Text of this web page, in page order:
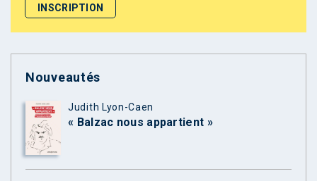
Nouveautés
Judith Lyon-Caen
« Balzac nous appartient »